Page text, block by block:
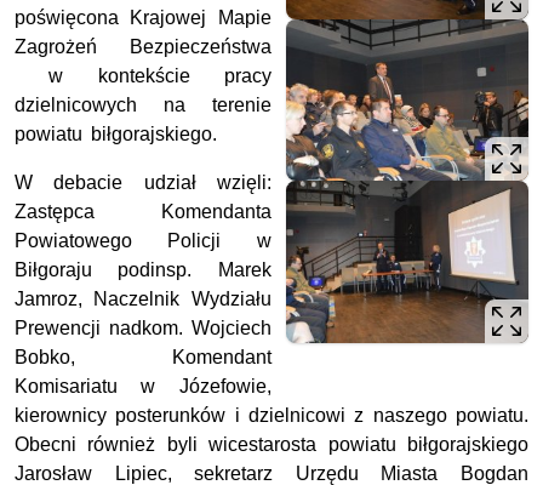
poświęcona Krajowej Mapie
Zagrożeń Bezpieczeństwa
w kontekście pracy
dzielnicowych na terenie
powiatu biłgorajskiego.
W debacie udział wzięli:
Zastępca Komendanta
Powiatowego Policji w
Biłgoraju podinsp. Marek
Jamroz, Naczelnik Wydziału
Prewencji nadkom. Wojciech
Bobko, Komendant
Komisariatu w Józefowie,
kierownicy posterunków i dzielnicowi z naszego powiatu.
Obecni również byli wicestarosta powiatu biłgorajskiego
Jarosław Lipiec, sekretarz Urzędu Miasta Bogdan